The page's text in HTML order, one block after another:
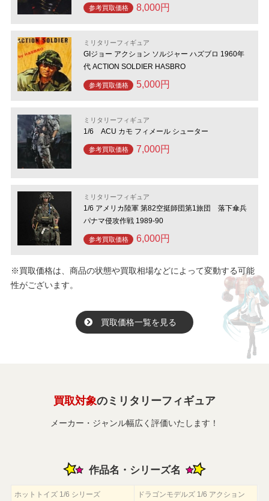
参考買取価格 8,000円
ミリタリーフィギュア
GIジョー アクション ソルジャー ハズブロ 1960年
代 ACTION SOLDIER HASBRO
参考買取価格 5,000円
ミリタリーフィギュア
1/6 ACU カモ フィメール シューター
参考買取価格 7,000円
ミリタリーフィギュア
1/6 アメリカ陸軍 第82空挺師団第1旅団 落下傘兵
パナマ侵攻作戦 1989-90
参考買取価格 6,000円
※買取価格は、商品の状態や買取相場などによって変動する可能
性がございます。
買取価格一覧を見る
買取対象のミリタリーフィギュア
メーカー・ジャンル幅広く評価いたします！
作品名・シリーズ名
ホットトイズ 1/6 シリーズ ドラゴンモデルズ 1/6 アクション